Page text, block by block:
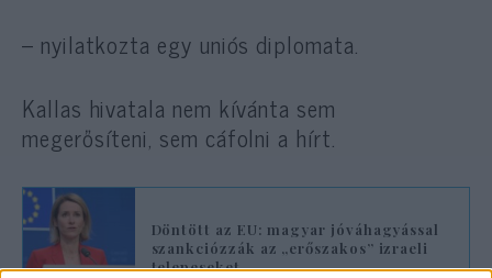
– nyilatkozta egy uniós diplomata.
Kallas hivatala nem kívánta sem
megerősíteni, sem cáfolni a hírt.
Döntött az EU: magyar jóváhagyással
szankciózzák az „erőszakos” izraeli
telepeseket